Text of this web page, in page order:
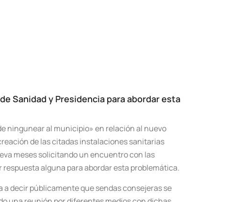
Sanidad y Presidencia para abordar esta
ningunear al municipio» en relación al nuevo
de las citadas instalaciones sanitarias
meses solicitando un encuentro con las
respuesta alguna para abordar esta problemática.
decir públicamente que sendas consejeras se